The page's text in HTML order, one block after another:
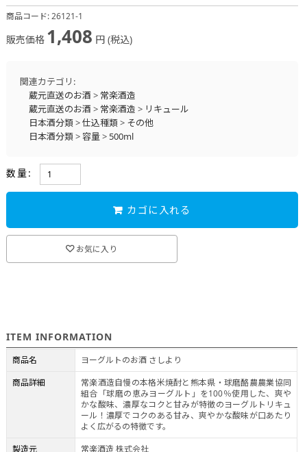
商品コード:26121-1
販売価格 1,408 円 (税込)
関連カテゴリ:
蔵元直送のお酒 > 常楽酒造
蔵元直送のお酒 > 常楽酒造 > リキュール
日本酒分類>仕込種類> その他
日本酒分類>容量> 500ml
数量:
カゴに入れる
お気に入り
ITEM INFORMATION
商品名
ヨーグルトのお酒 さしより
商品詳細
常楽酒造自慢の本格米焼酎と熊本県・球磨酪農農業協同
組合「球磨の恵みヨーグルト」を100％使用した、爽や
かな酸味、濃厚なコクと甘みが特徴のヨーグルトリキュ
ール！濃厚でコクのある甘み、爽やかな酸味が口あたり
よく広がるの特徴です。
製造元
常楽酒造 株式会社